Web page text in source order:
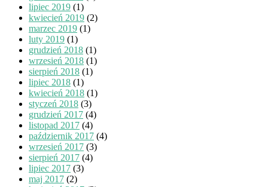
lipiec 2019 (1)
kwiecień 2019 (2)
marzec 2019 (1)
luty 2019 (1)
grudzień 2018 (1)
wrzesień 2018 (1)
sierpień 2018 (1)
lipiec 2018 (1)
kwiecień 2018 (1)
styczeń 2018 (3)
grudzień 2017 (4)
listopad 2017 (4)
październik 2017 (4)
wrzesień 2017 (3)
sierpień 2017 (4)
lipiec 2017 (3)
maj 2017 (2)